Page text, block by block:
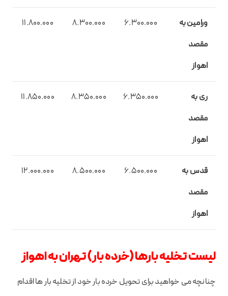
ورامین به
مقصد
اهواز
6.300.000
8.300.000
11.800.000
ری به
مقصد
اهواز
6.350.000
8.350.000
11.850.000
قدس به
مقصد
اهواز
6.500.000
8.500.000
12.000.000
لیست تخلیه بارها (خرده بار) تهران به اهواز
چنانچه می خواهید برای تحویل خرده بار خود از تخلیه بار ها اقدام